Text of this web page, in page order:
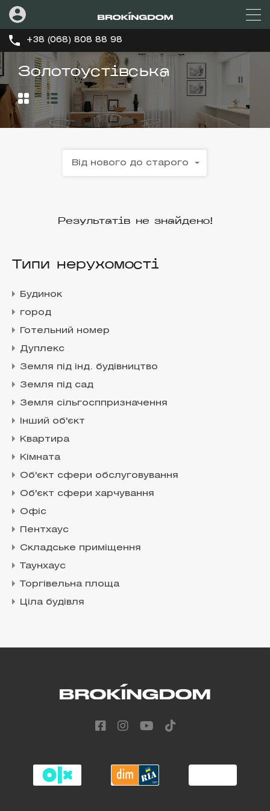
+38 (068) 808 88 98
Золотоустівська
Від нового до старого
Результатів не знайдено!
Типи нерухомості
Будинок
город
Готельний номер
Дуплекс
Земля під інд. будівництво
Земля під сад
Земля сільгосппризначення
Інший об'єкт
Квартира
Кімната
Об'єкт сфери обслуговування
Об'єкт сфери харчування
Офіс
Пентхаус
Складське приміщення
Таунхаус
Торгівельна площа
Ціла будівля